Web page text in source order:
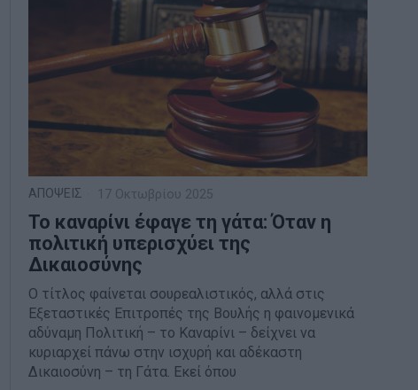
ΑΠΟΨΕΙΣ 17 Οκτωβρίου 2025
Το καναρίνι έφαγε τη γάτα: Όταν η
πολιτική υπερισχύει της
Δικαιοσύνης
Ο τίτλος φαίνεται σουρεαλιστικός, αλλά στις
Εξεταστικές Επιτροπές της Βουλής η φαινομενικά
αδύναμη Πολιτική – το Καναρίνι – δείχνει να
κυριαρχεί πάνω στην ισχυρή και αδέκαστη
Δικαιοσύνη – τη Γάτα. Εκεί όπου